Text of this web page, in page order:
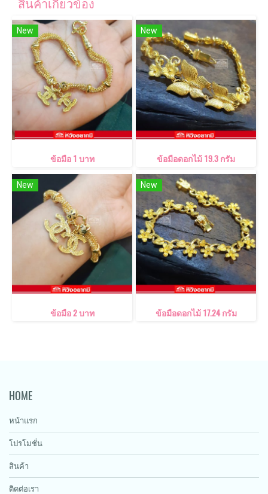
สินค้าเกี่ยวข้อง
New
ข้อมือ 1 บาท
New
ข้อมือดอกไม้ 19.3 กรัม
New
ข้อมือ 2 บาท
New
ข้อมือดอกไม้ 17.24 กรัม
HOME
หน้าแรก
โปรโมชั่น
สินค้า
ติดต่อเรา